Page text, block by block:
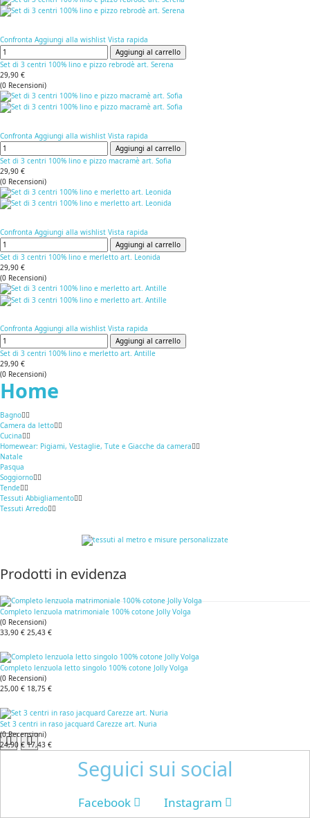
Confronta Aggiungi alla wishlist Vista rapida
Aggiungi al carrello
Set di 3 centri 100% lino e pizzo rebrodè art. Serena
29,90 €
(0 Recensioni)
Confronta Aggiungi alla wishlist Vista rapida
Aggiungi al carrello
Set di 3 centri 100% lino e pizzo macramè art. Sofia
29,90 €
(0 Recensioni)
Confronta Aggiungi alla wishlist Vista rapida
Aggiungi al carrello
Set di 3 centri 100% lino e merletto art. Leonida
29,90 €
(0 Recensioni)
Confronta Aggiungi alla wishlist Vista rapida
Aggiungi al carrello
Set di 3 centri 100% lino e merletto art. Antille
29,90 €
(0 Recensioni)
Home
Bagno
Camera da letto
Cucina
Homewear: Pigiami, Vestaglie, Tute e Giacche da camera
Natale
Pasqua
Soggiorno
Tende
Tessuti Abbigliamento
Tessuti Arredo
Prodotti in evidenza
Completo lenzuola matrimoniale 100% cotone Jolly Volga
(0 Recensioni)
33,90 € 25,43 €
Completo lenzuola letto singolo 100% cotone Jolly Volga
(0 Recensioni)
25,00 € 18,75 €
Set 3 centri in raso jacquard Carezze art. Nuria
(0Recensioni)
24,90 € 17,43 €
Seguici sui social
Facebook Instagram